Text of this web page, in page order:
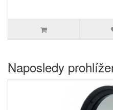
Naposledy